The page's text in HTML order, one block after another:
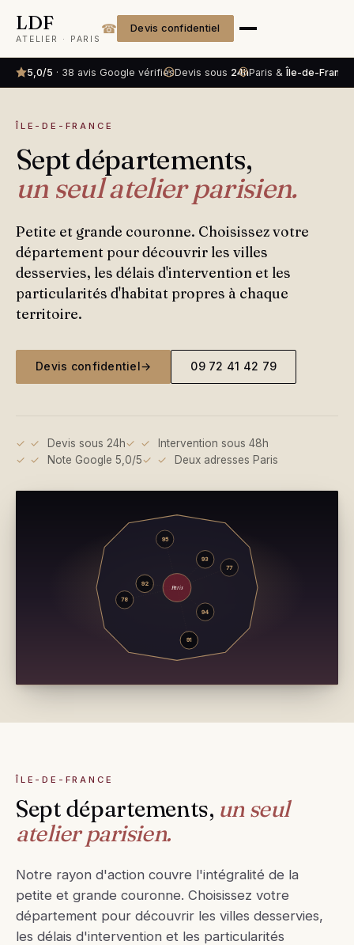
LDF
ATELIER · PARIS
☎ Devis confidentiel
5,0/5 · 38 avis Google vérifiésDevis sous 24hParis & Île-de-France
ÎLE-DE-FRANCE
Sept départements,
un seul atelier parisien.
Petite et grande couronne. Choisissez votre
département pour découvrir les villes
desservies, les délais d'intervention et les
particularités d'habitat propres à chaque
territoire.
Devis confidentiel→ 09 72 41 42 79
✓ Devis sous 24h ✓
Intervention sous 48h
✓
Note Google 5,0/5 ✓ Deux adresses Paris
Paris
77
78
91
92
93
94
95
ÎLE-DE-FRANCE
Sept départements, un seul
atelier parisien.
Notre rayon d'action couvre l'intégralité de la
petite et grande couronne. Choisissez votre
département pour découvrir les villes desservies,
les délais d'intervention et les particularités